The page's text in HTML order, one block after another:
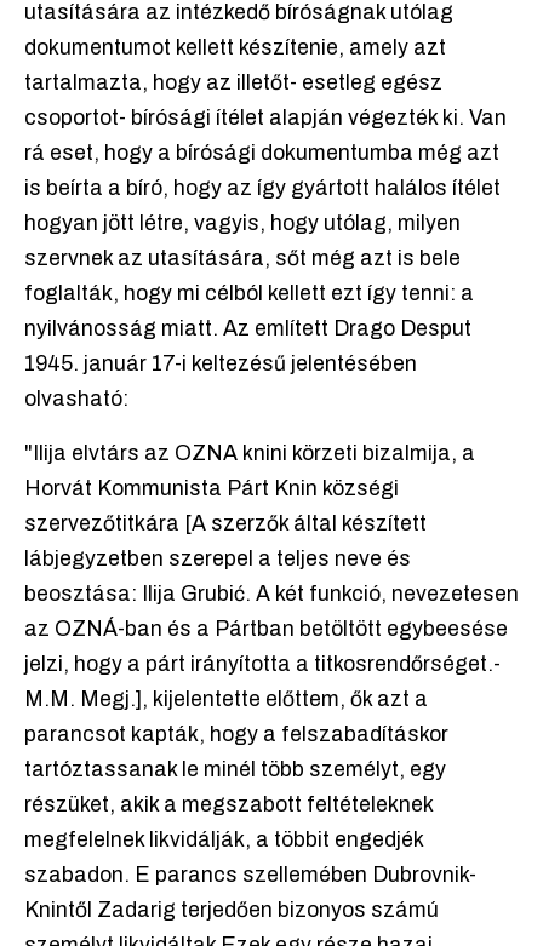
utasítására az intézkedő bíróságnak utólag
dokumentumot kellett készítenie, amely azt
tartalmazta, hogy az illetőt- esetleg egész
csoportot- bírósági ítélet alapján végezték ki. Van
rá eset, hogy a bírósági dokumentumba még azt
is beírta a bíró, hogy az így gyártott halálos ítélet
hogyan jött létre, vagyis, hogy utólag, milyen
szervnek az utasítására, sőt még azt is bele
foglalták, hogy mi célból kellett ezt így tenni: a
nyilvánosság miatt. Az említett Drago Desput
1945. január 17-i keltezésű jelentésében
olvasható:
"Ilija elvtárs az OZNA knini körzeti bizalmija, a
Horvát Kommunista Párt Knin községi
szervezőtitkára [A szerzők által készített
lábjegyzetben szerepel a teljes neve és
beosztása: Ilija Grubić. A két funkció, nevezetesen
az OZNÁ-ban és a Pártban betöltött egybeesése
jelzi, hogy a párt irányította a titkosrendőrséget.-
M.M. Megj.], kijelentette előttem, ők azt a
parancsot kapták, hogy a felszabadításkor
tartóztassanak le minél több személyt, egy
részüket, akik a megszabott feltételeknek
megfelelnek likvidálják, a többit engedjék
szabadon. E parancs szellemében Dubrovnik-
Knintől Zadarig terjedően bizonyos számú